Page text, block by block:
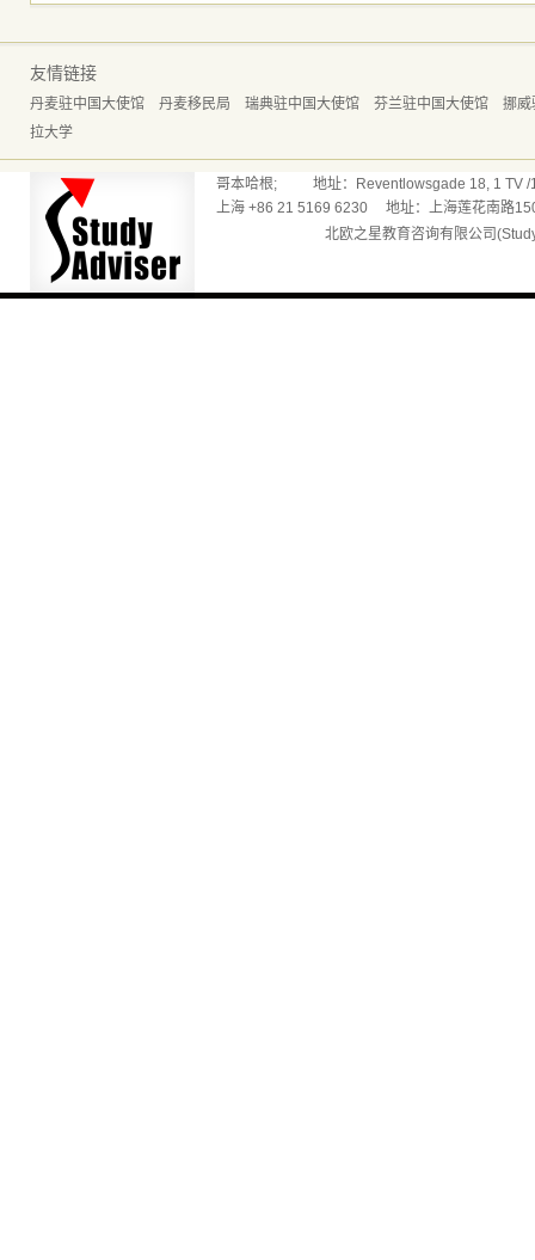
友情链接
丹麦驻中国大使馆 丹麦移民局 瑞典驻中国大使馆 芬兰驻中国大使馆
挪威
拉大学
哥本哈根; 地址：Reventlowsgade 18, 1 TV /
上海 +86 21 5169 6230 地址：上海莲花南路
北欧之星教育咨询有限公司